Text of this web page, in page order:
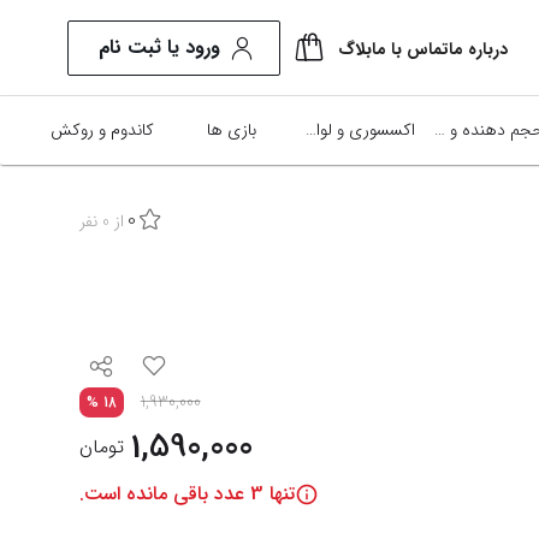
درباره ماتماس با مابلاگ ورود یا ثبت نام
حجم دهنده و تاخيري ها اکسسوری و لوازم بازی ها کاندوم و روکش
0 از 0 نفر
1,930,000
18
%
1,590,000 تومان
تنها 3 عدد باقی مانده است.